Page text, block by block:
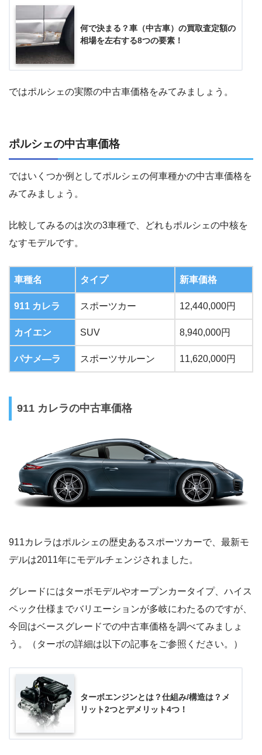
何で決まる？車（中古車）の買取査定額の
相場を左右する8つの要素！
ではポルシェの実際の中古車価格をみてみましょう。
ポルシェの中古車価格
ではいくつか例としてポルシェの何車種かの中古車価格を
みてみましょう。
比較してみるのは次の3車種で、どれもポルシェの中核を
なすモデルです。
車種名 タイプ 新車価格
911 カレラ スポーツカー 12,440,000円
カイエン SUV 8,940,000円
パナメ―ラ スポーツサルーン 11,620,000円
911 カレラの中古車価格
911カレラはポルシェの歴史あるスポーツカーで、最新モ
デルは2011年にモデルチェンジされました。
グレードにはターボモデルやオープンカータイプ、ハイス
ペック仕様までバリエーションが多岐にわたるのですが、
今回はベースグレードでの中古車価格を調べてみましょ
う。（ターボの詳細は以下の記事をご参照ください。）
ターボエンジンとは？仕組み/構造は？メ
リット2つとデメリット4つ！